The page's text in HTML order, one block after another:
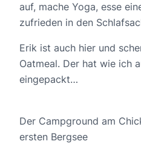
auf, mache Yoga, esse
zufrieden in den
Erik ist auch hier und
Oatmeal. Der hat wie ich
eingepackt…
Der Campground am
ersten Bergsee